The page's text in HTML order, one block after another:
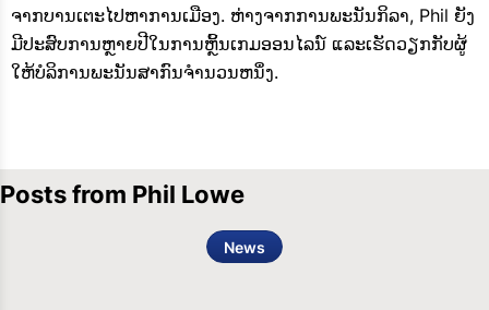
ຈາກບານເຕະໄປຫາການເມືອງ. ຫ່າງຈາກການພະນັນກິລາ, Phil ຍັງ
ມີປະສົບການຫຼາຍປີໃນການຫຼິ້ນເກມອອນໄລນ໌ ແລະເຮັດວຽກກັບຜູ້
ໃຫ້ບໍລິການພະນັນສາກົນຈໍານວນຫນຶ່ງ.
Posts from Phil Lowe
News